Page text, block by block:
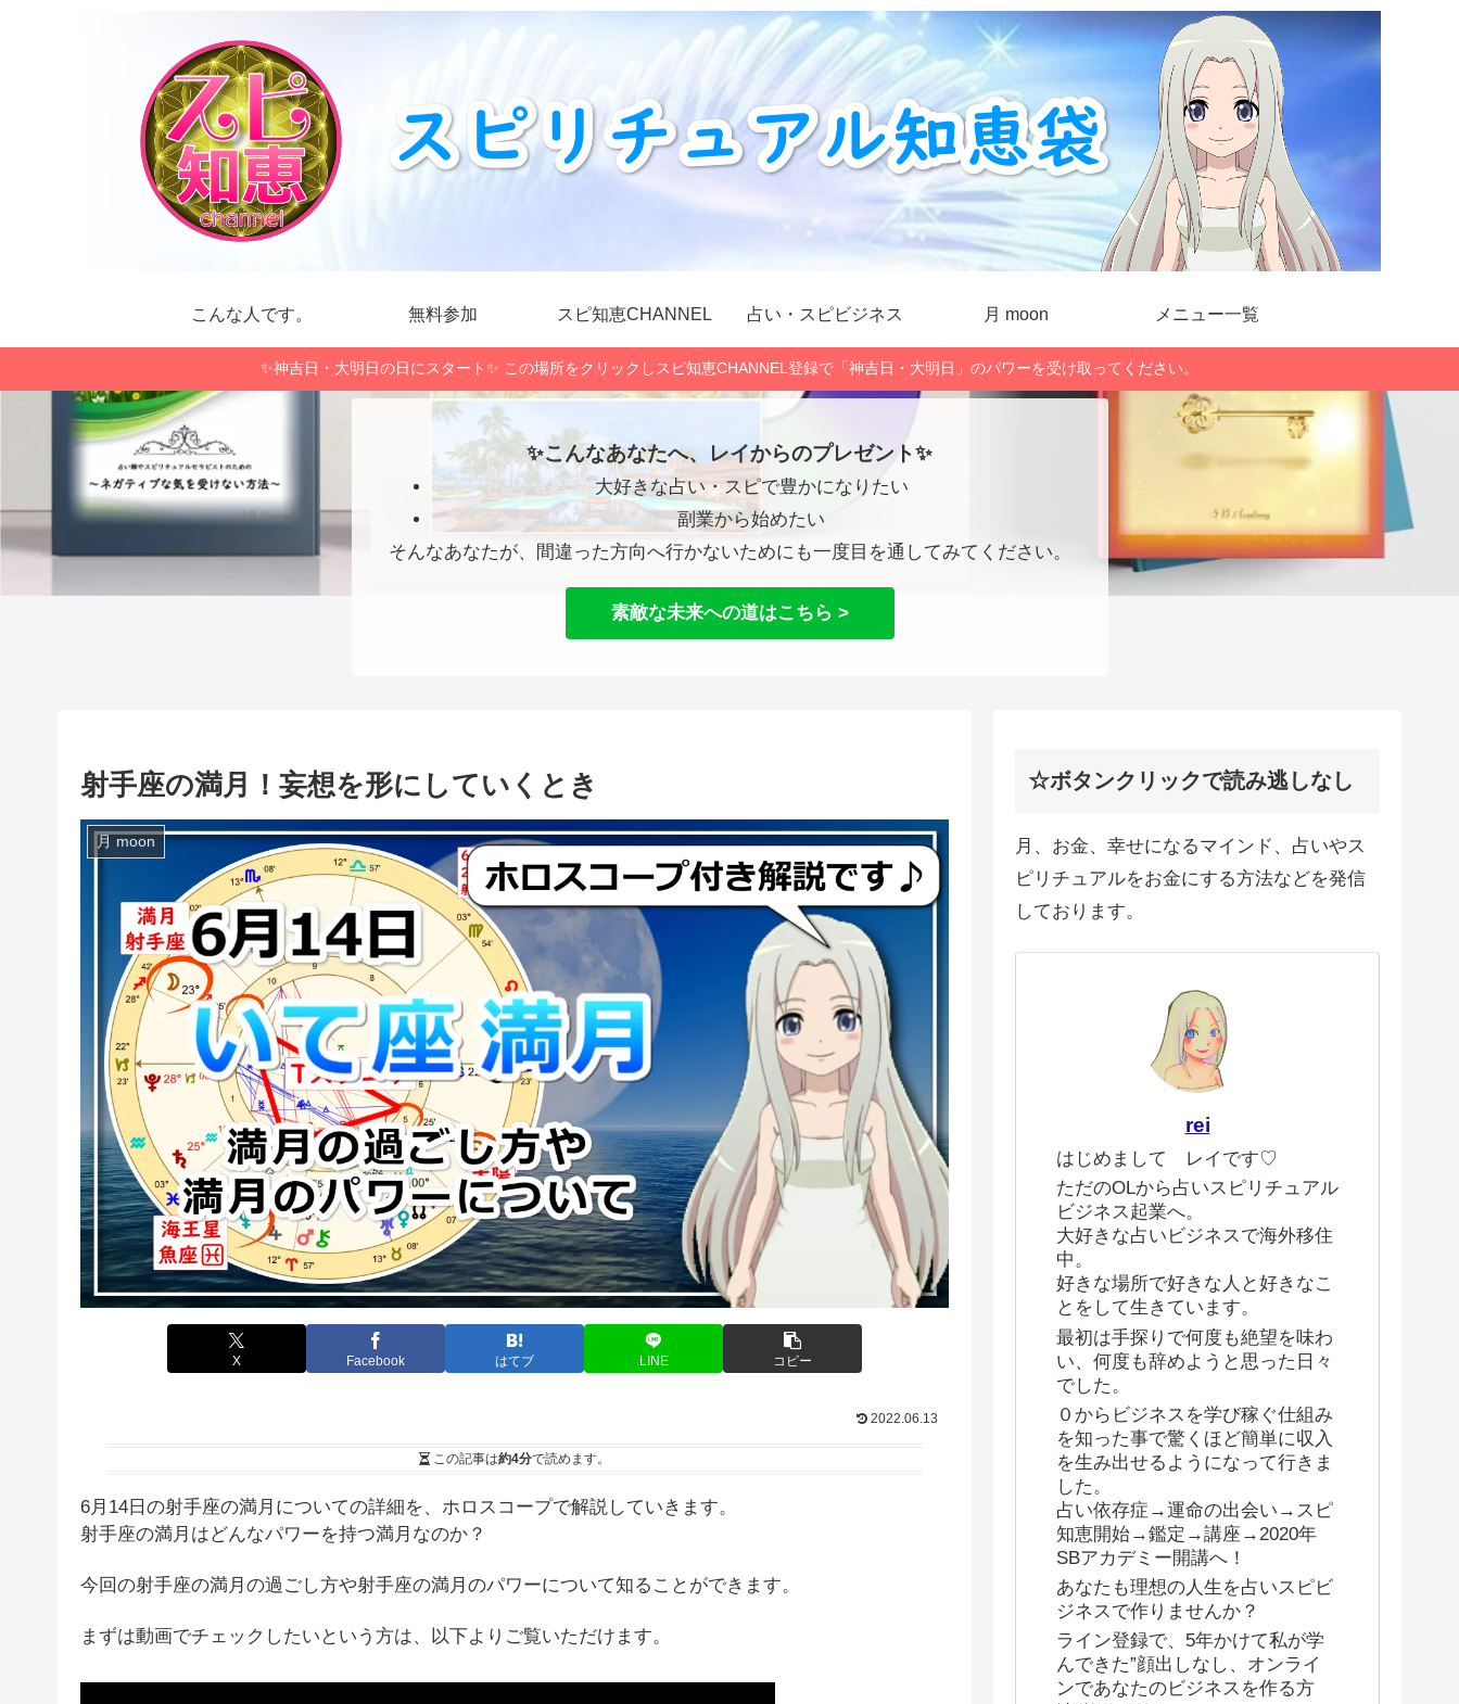
こんな人です。 無料参加 スピ知恵CHANNEL 占い・スピビジネス 月 moon メニュー一覧
✨神吉日・大明日の日にスタート✨ この場所をクリックしスピ知恵CHANNEL登録で「神吉日・大明日」のパワーを受け取ってください。
✨こんなあなたへ、レイからのプレゼント✨
大好きな占い・スピで豊かになりたい
副業から始めたい
そんなあなたが、間違った方向へ行かないためにも一度目を通してみてください。
素敵な未来への道はこちら >
射手座の満月！妄想を形にしていくとき
月 moon
X Facebook はてブ LINE コピー
2022.06.13
この記事は約4分で読めます。
6月14日の射手座の満月についての詳細を、ホロスコープで解説していきます。
射手座の満月はどんなパワーを持つ満月なのか？
今回の射手座の満月の過ごし方や射手座の満月のパワーについて知ることができます。
まずは動画でチェックしたいという方は、以下よりご覧いただけます。
☆ボタンクリックで読み逃しなし
月、お金、幸せになるマインド、占いやス
ピリチュアルをお金にする方法などを発信
しております。
rei
はじめまして レイです♡
ただのOLから占いスピリチュアル
ビジネス起業へ。
大好きな占いビジネスで海外移住
中。
好きな場所で好きな人と好きなこ
とをして生きています。
最初は手探りで何度も絶望を味わ
い、何度も辞めようと思った日々
でした。
０からビジネスを学び稼ぐ仕組み
を知った事で驚くほど簡単に収入
を生み出せるようになって行きま
した。
占い依存症→運命の出会い→スピ
知恵開始→鑑定→講座→2020年
SBアカデミー開講へ！
あなたも理想の人生を占いスピビ
ジネスで作りませんか？
ライン登録で、5年かけて私が学
んできた”顔出しなし、オンライ
ンであなたのビジネスを作る方